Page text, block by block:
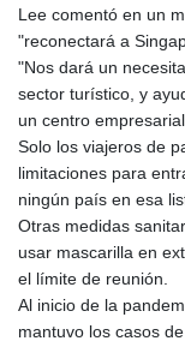
Lee comentó en un
"reconectará a
"Nos dará un
sector turístico, y
un centro
Solo los viajeros de
limitaciones para
ningún país en esa
Otras medidas
usar mascarilla en
el límite de reunión.
Al inicio de la
mantuvo los casos